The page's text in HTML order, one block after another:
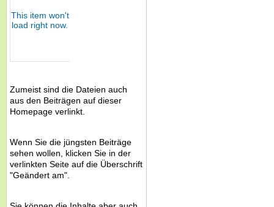
Zumeist sind die Dateien auch
aus den Beiträgen auf dieser
Homepage verlinkt.
Wenn Sie die jüngsten Beiträge
sehen wollen, klicken Sie in der
verlinkten Seite auf die Überschrift
"Geändert am".